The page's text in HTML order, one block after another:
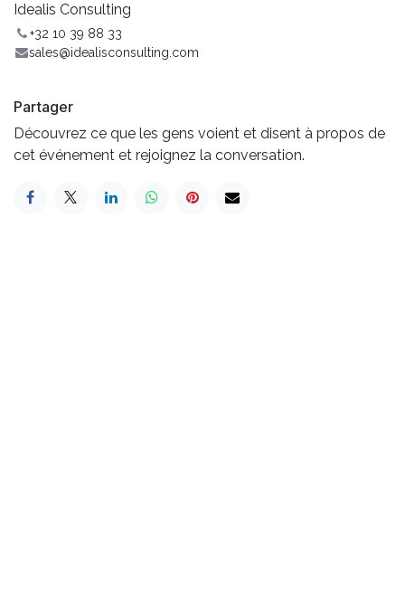
Idealis Consulting
+32 10 39 88 33
sales@idealisconsulting.com
Partager
Découvrez ce que les gens voient et disent à propos de
cet événement et rejoignez la conversation.